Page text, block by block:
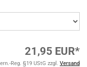
21,95 EUR*
Reg. §19 UStG zzgl. Versand